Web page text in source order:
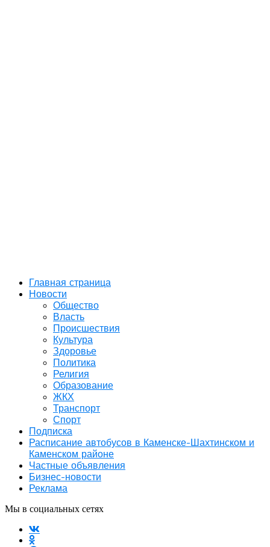
Главная страница
Новости
Общество
Власть
Происшествия
Культура
Здоровье
Политика
Религия
Образование
ЖКХ
Транспорт
Спорт
Подписка
Расписание автобусов в Каменске-Шахтинском и
Каменском районе
Частные объявления
Бизнес-новости
Реклама
Мы в социальных сетях